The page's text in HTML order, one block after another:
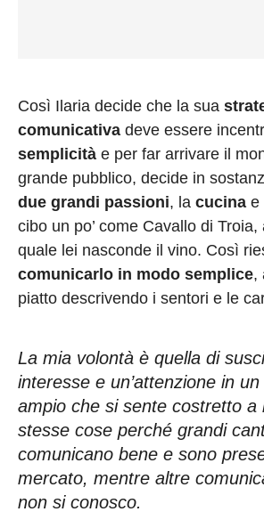
Così Ilaria decide che la sua
comunicativa deve essere
semplicità e per far arrivare il
grande pubblico, decide in
due grandi passioni, la cucina e
cibo un po’ come Cavallo di Troia,
quale lei nasconde il vino. Così
comunicarlo in modo semplice,
piatto descrivendo i sentori e le
La mia volontà è quella di
interesse e un’attenzione in
ampio che si sente costretto a
stesse cose perché grandi
comunicano bene e sono
mercato, mentre altre
non si conosco.